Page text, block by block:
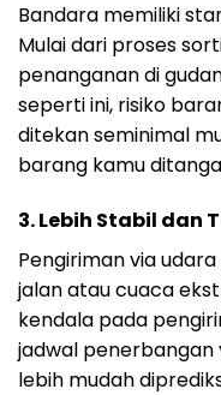
Bandara memiliki
Mulai dari proses
penanganan di
seperti ini, risiko
ditekan seminimal
barang kamu
3. Lebih Stabil dan
Pengiriman via
jalan atau cuaca
kendala pada
jadwal
lebih mudah